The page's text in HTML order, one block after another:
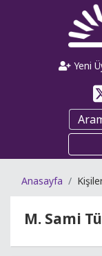
Yeni
Anasayfa
M. Sami